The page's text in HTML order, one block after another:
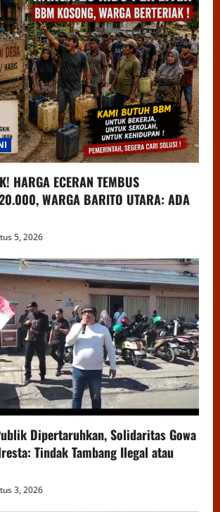
HARGA ECERAN TEMBUS
WARGA BARITO UTARA: ADA
5, 2026
Dipertaruhkan, Solidaritas Gowa
Tindak Tambang Ilegal atau
3, 2026